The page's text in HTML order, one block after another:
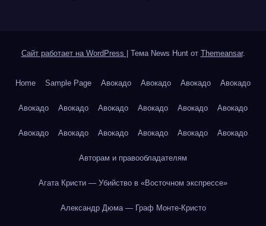
Сайт работает на WordPress | Тема News Hunt от Themeansar.
Home Sample Page Авокадо Авокадо Авокадо Авокадо
Авокадо Авокадо Авокадо Авокадо Авокадо Авокадо
Авокадо Авокадо Авокадо Авокадо Авокадо Авокадо
Авторам и правообладателям
Агата Кристи — Убийство в «Восточном экспрессе»
Александр Дюма — Граф Монте-Кристо